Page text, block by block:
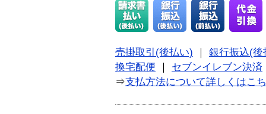
売掛取引(後払い)
銀行振込(後
換宅配便
セブンイレブン決済
⇒支払方法について詳しくはこ